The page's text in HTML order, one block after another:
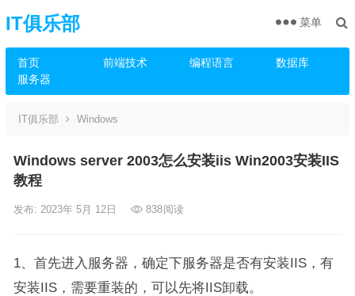
IT俱乐部
首页 前端技术 编程语言
数据库
服务器
菜单
IT俱乐部 Windows
Windows server 2003怎么安装iis Win2003安装IIS
教程
发布: 2023年 5月 12日 838阅读
1、首先进入服务器，确定下服务器是否有安装IIS，有
安装IIS，需要重装的，可以先将IIS卸载。